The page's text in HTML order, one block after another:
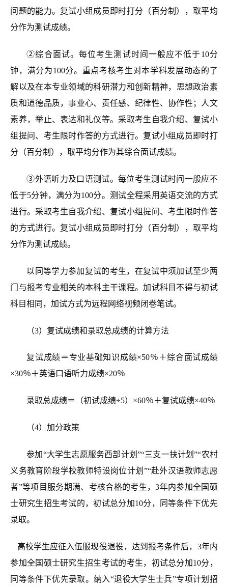
问题的能力。复试小组成员即时打分 （百分制）
，取平均
分作为测试成绩。
②综合面试。每位考生测试时间一般应不低于10分
钟，满分为100分。重点考核考生对本学科发展动态的了
解以及在本专业领域的科研潜力和创新精神，思想政治素
质和道德品质，事业心、责任感、纪律性、协作性；人文
素养，举止、表达和礼仪等。采取考生自我介绍、复试小
组提问、考生限时作答的方式进行。复试小组成员即时打
分 （百分制） ，取平均分作为其综合面试成绩。
③外语听力及口语测试。每位考生测试时间一般应不
低于5分钟，满分为100分。测试全程采用英语交流的方式
进行。采取考生自我介绍、复试小组提问、考生限时作答
的方式进行。复试小组成员即时打分 （百分制）
，取平均
分作为测试成绩。
以同等学力参加复试的考生，在复试中须加试至少两
门与报考专业相关的本科主干课程。加试科目不得与初试
科目相同，加试方式为远程网络视频闭卷笔试。
（3）复试成绩和录取总成绩的计算方法
复试成绩＝专业基础知识成绩×50％＋综合面试成绩
×30％＋英语口语听力成绩×20％
录取总成绩＝（初试成绩÷5）×60％＋复试成绩×40％
（4）加分政策
参加“大学生志愿服务西部计划”“三支一扶计划”“农村
义务教育阶段学校教师特设岗位计划”“赴外汉语教师志愿
者”等项目服务期满、考核合格的考生，3年内参加全国硕
士研究生招生考试的，初试总分加10分，同等条件下优先
录取。
高校学生应征入伍服现役退役，达到报考条件后，3年内
参加全国硕士研究生招生考试的考生，初试总分加10分，
同等条件下优先录取。纳入“退役大学生士兵”专项计划招